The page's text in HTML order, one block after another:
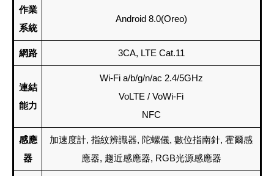
作業
系統
Android 8.0(Oreo)
網路 3CA, LTE Cat.11
連結
能力
Wi-Fi a/b/g/n/ac 2.4/5GHz
VoLTE / VoWi-Fi
NFC
感應
器
加速度計, 指紋辨識器, 陀螺儀, 數位指南針, 霍爾感
應器, 趨近感應器, RGB光源感應器